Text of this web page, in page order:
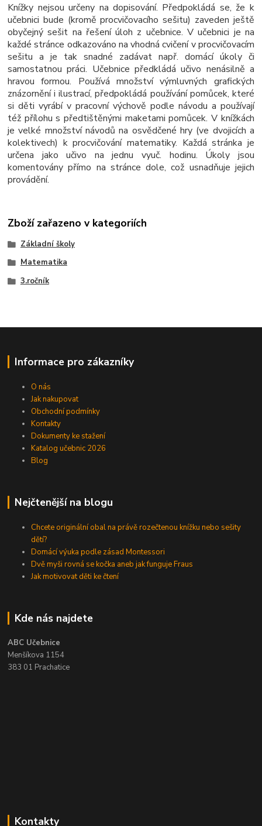
Knížky nejsou určeny na dopisování. Předpokládá se, že k
učebnici bude (kromě procvičovacího sešitu) zaveden ještě
obyčejný sešit na řešení úloh z učebnice. V učebnici je na
každé stránce odkazováno na vhodná cvičení v procvičovacím
sešitu a je tak snadné zadávat např. domácí úkoly či
samostatnou práci. Učebnice předkládá učivo nenásilně a
hravou formou. Používá množství výmluvných grafických
znázornění i ilustrací, předpokládá používání pomůcek, které
si děti vyrábí v pracovní výchově podle návodu a používají
též přílohu s předtištěnými maketami pomůcek. V knížkách
je velké množství návodů na osvědčené hry (ve dvojicích a
kolektivech) k procvičování matematiky. Každá stránka je
určena jako učivo na jednu vyuč. hodinu. Úkoly jsou
komentovány přímo na stránce dole, což usnadňuje jejich
provádění.
Zboží zařazeno v kategoriích
Základní školy
Matematika
3.ročník
Informace pro zákazníky
O nás
Jak nakupovat
Obchodní podmínky
Kontakty
Dokumenty ke stažení
Katalog učebnic 2026
Blog
Nejčtenější na blogu
Chcete originální obal na právě rozečtenou knížku nebo sešity
dětí?
Domácí výuka podle zásad Montessori
Dvě myši rovná se kočka aneb jak funguje Fraus
Jak motivovat děti ke čtení
Kde nás najdete
ABC Učebnice
Menšíkova 1154
383 01 Prachatice
Kontakty